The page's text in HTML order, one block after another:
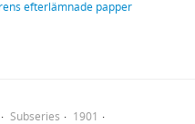
efterlämnade papper
Subseries
1901